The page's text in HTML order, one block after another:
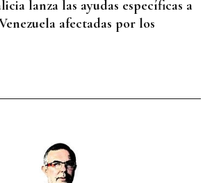
lanza las ayudas específicas a
afectadas por los